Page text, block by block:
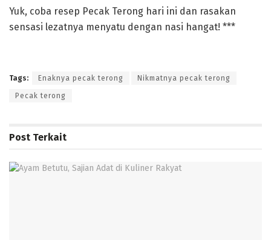
‎‎Yuk, coba resep Pecak Terong hari ini dan rasakan
sensasi lezatnya menyatu dengan nasi hangat! ***
Tags: Enaknya pecak terong Nikmatnya pecak terong
Pecak terong
Post Terkait